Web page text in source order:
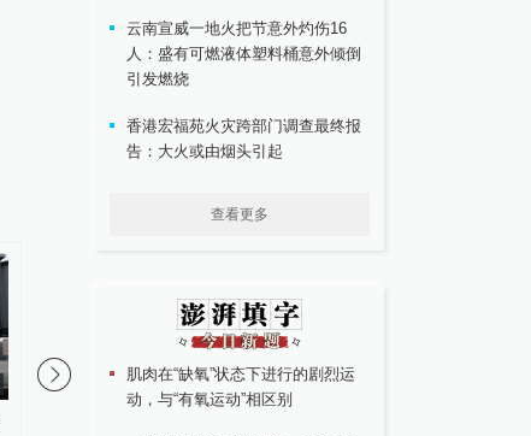
云南宣威一地火把节意外灼伤16
人：盛有可燃液体塑料桶意外倾倒
引发燃烧
香港宏福苑火灾跨部门调查最终报
告：大火或由烟头引起
查看更多
肌肉在“缺氧”状态下进行的剧烈运
动，与“有氧运动”相区别